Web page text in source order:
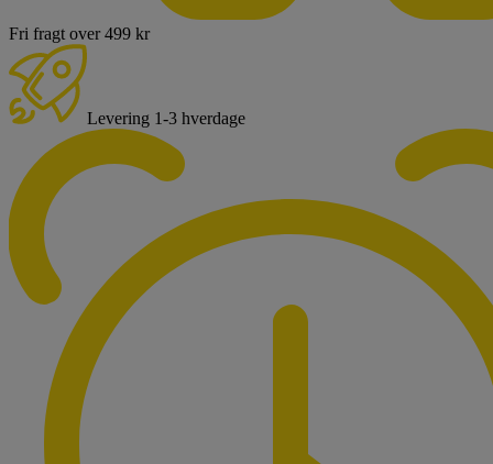
Fri fragt over 499 kr
Levering 1-3 hverdage